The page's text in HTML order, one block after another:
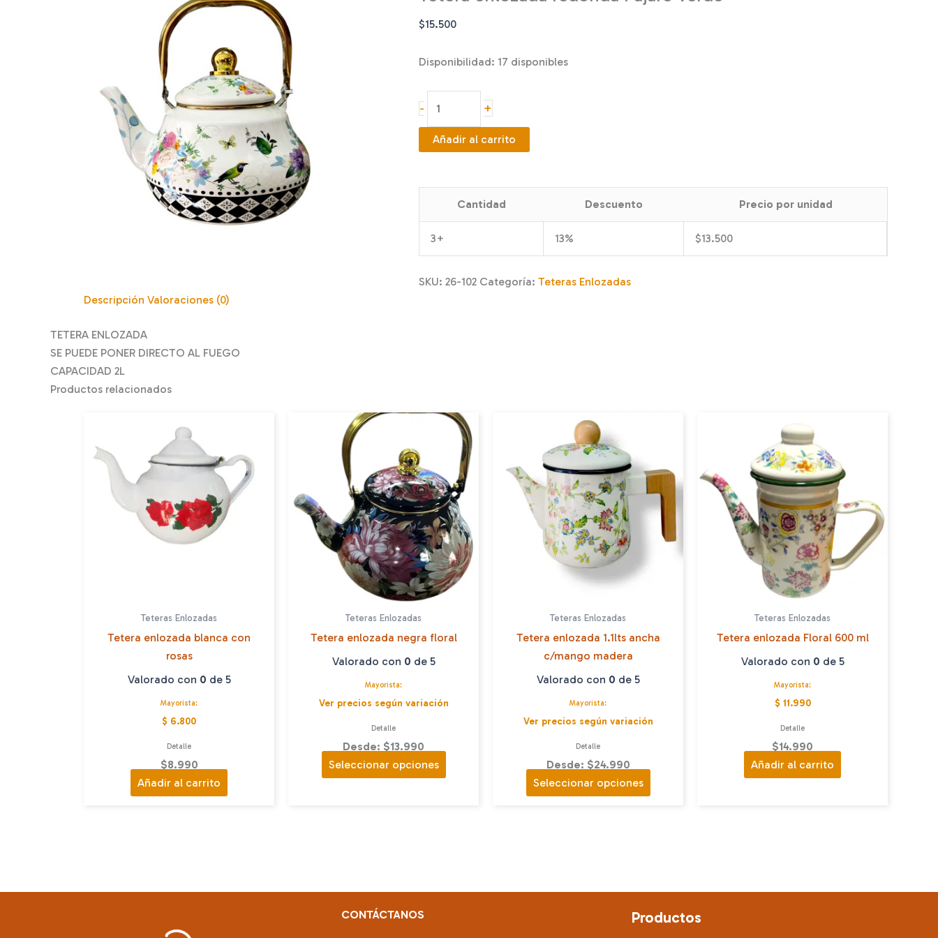
$15.500
Disponibilidad: 17 disponibles
-
enlozada
redonda
Pájaro
cantidad
+
Añadir al carrito
Cantidad Descuento Precio por unidad
3+ 13% $13.500
SKU: 26-102 Categoría: Teteras Enlozadas
Descripción Valoraciones (0)
TETERA ENLOZADA
SE PUEDE PONER DIRECTO AL FUEGO
CAPACIDAD 2L
Productos relacionados
Teteras Enlozadas
Tetera enlozada blanca con
rosas
Valorado con 0 de 5
Mayorista:
$ 6.800
Detalle
$8.990
Añadir al carrito
Teteras Enlozadas
Tetera enlozada negra floral
Valorado con 0 de 5
Mayorista:
Ver precios según variación
Detalle
Desde: $13.990
Seleccionar opciones
producto
se
Teteras Enlozadas
Tetera enlozada 1.1lts ancha
c/mango madera
Valorado con 0 de 5
Mayorista:
Ver precios según variación
Detalle
Desde: $24.990
Seleccionar opciones
producto
opciones
pueden
Teteras Enlozadas
Tetera enlozada Floral 600 ml
Valorado con 0 de 5
Mayorista:
$ 11.990
Detalle
$14.990
Añadir al carrito
CONTÁCTANOS Productos